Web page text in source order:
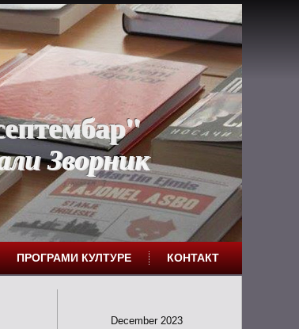
Зворник
ПРОГРАМИ КУЛТУРЕ КОНТАКТ
December 2023